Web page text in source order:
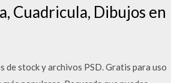
Cuadricula, Dibujos en
stock y archivos PSD. Gratis para uso